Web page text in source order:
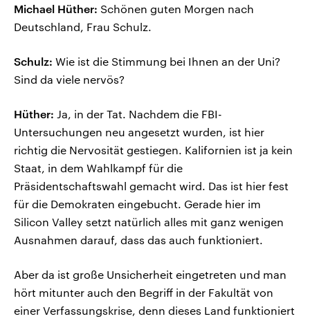
Michael Hüther: Schönen guten Morgen nach
Deutschland, Frau Schulz.
Schulz: Wie ist die Stimmung bei Ihnen an der Uni?
Sind da viele nervös?
Hüther: Ja, in der Tat. Nachdem die FBI-
Untersuchungen neu angesetzt wurden, ist hier
richtig die Nervosität gestiegen. Kalifornien ist ja kein
Staat, in dem Wahlkampf für die
Präsidentschaftswahl gemacht wird. Das ist hier fest
für die Demokraten eingebucht. Gerade hier im
Silicon Valley setzt natürlich alles mit ganz wenigen
Ausnahmen darauf, dass das auch funktioniert.
Aber da ist große Unsicherheit eingetreten und man
hört mitunter auch den Begriff in der Fakultät von
einer Verfassungskrise, denn dieses Land funktioniert